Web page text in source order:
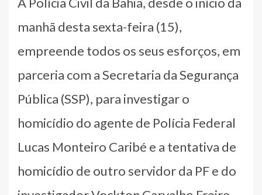
manhã desta sexta-feira (15),
empreende todos os seus esforços, em
parceria com a Secretaria da Segurança
Pública (SSP), para investigar o
homicídio do agente de Polícia Federal
Lucas Monteiro Caribé e a tentativa de
homicídio de outro servidor da PF e do